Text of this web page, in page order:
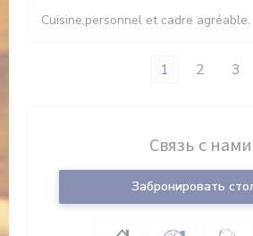
Cuisine,personnel et cadre agréable.
1 2 3
Связь с нами
Забронировать